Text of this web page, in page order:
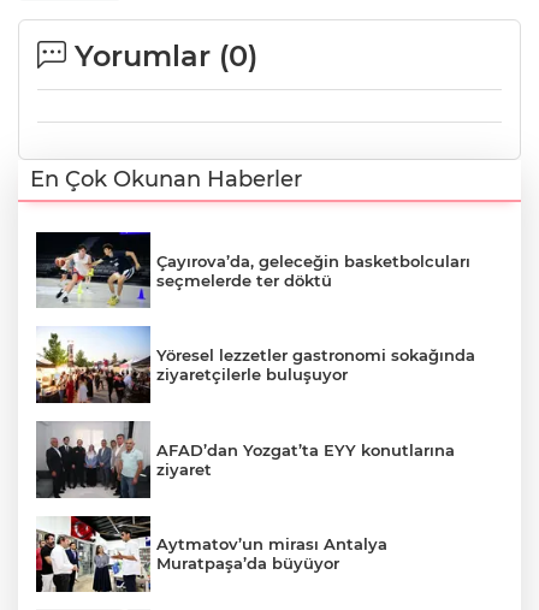
Yorumlar (0)
En Çok Okunan Haberler
Çayırova’da, geleceğin basketbolcuları
seçmelerde ter döktü
Yöresel lezzetler gastronomi sokağında
ziyaretçilerle buluşuyor
AFAD’dan Yozgat’ta EYY konutlarına
ziyaret
Aytmatov’un mirası Antalya
Muratpaşa’da büyüyor